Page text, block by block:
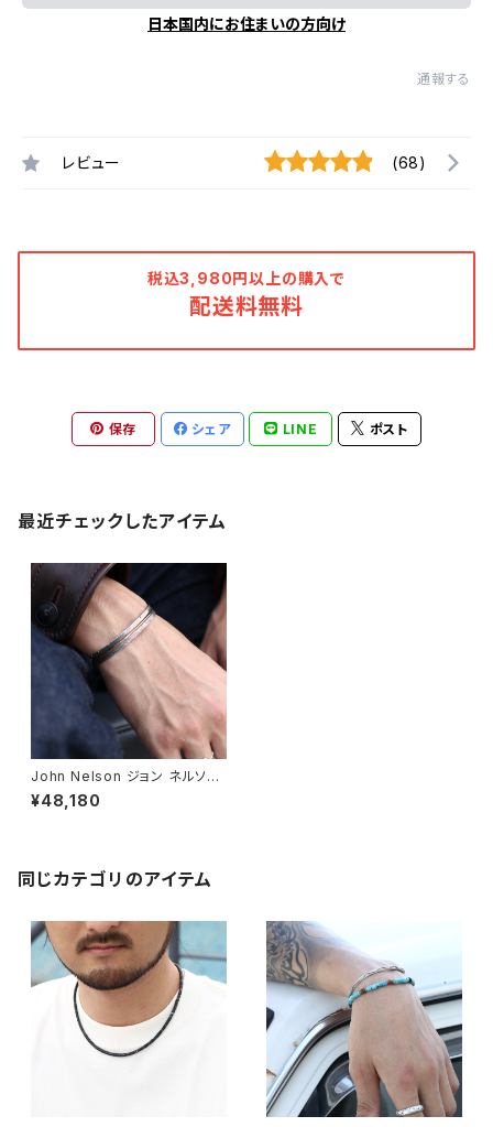
日本国内にお住まいの方向け
通報する
レビュー (68)
税込3,980円以上の購入で
配送料無料
保存 シェア LINE ポスト
最近チェックしたアイテム
John Nelson ジョン ネルソン
Feather Bangle フェザーバン
グル ナバホ族 Navajo
¥48,180
同じカテゴリのアイテム